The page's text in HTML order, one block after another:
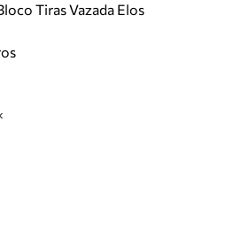
devoluções e mais.
e solicite devoluções.
Tiras Vazada Elos